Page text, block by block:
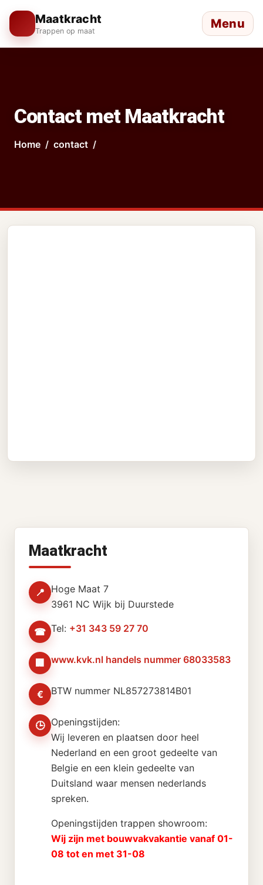
Maatkracht
Trappen op maat Menu
Contact met Maatkracht
Home contact
Maatkracht
📍
Hoge Maat 7
3961 NC Wijk bij Duurstede
☎ Tel: +31 343 59 27 70
🏢 www.kvk.nl handels nummer 68033583
€ BTW nummer NL857273814B01
🕒 Openingstijden:
Wij leveren en plaatsen door heel
Nederland en een groot gedeelte van
Belgie en een klein gedeelte van
Duitsland waar mensen nederlands
spreken.
Openingstijden trappen showroom:
Wij zijn met bouwvakvakantie vanaf 01-
08 tot en met 31-08